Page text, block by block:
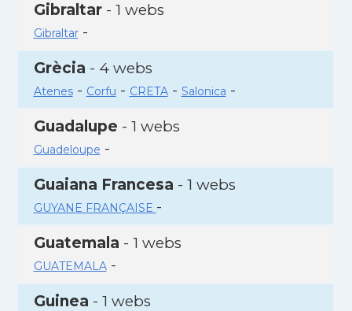
Gibraltar- 1 webs
Gibraltar-
Grècia - 4 webs
Atenes- Corfu - CRETA- Salonica -
Guadalupe - 1 webs
Guadeloupe -
Guaiana Francesa - 1 webs
GUYANE FRANÇAISE -
Guatemala - 1 webs
GUATEMALA-
Guinea - 1 webs